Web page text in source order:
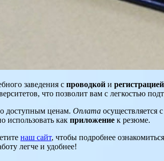
заведения с проводкой и регистрацией
что позволит вам с легкостью
доступным ценам. Оплата осуществляется
использовать как приложение к резюме.
наш сайт, чтобы подробнее
легче и удобнее!